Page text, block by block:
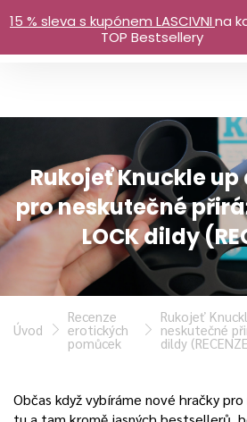
Rukojeť Knuckle up
pro neskutečné
LOCK dildy
Úvod
Recenze
erotických
pomůcek
Rukojeť
neskutečné
dildy
Občas když vybíráme nové hračky
15 % sleva s kupónem LASCIVNIna
TOP Bestsellery